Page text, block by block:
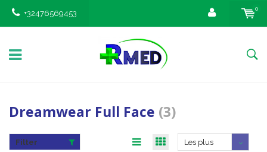
+32476569453
0
Dreamwear Full Face (3)
Filter
Les plus